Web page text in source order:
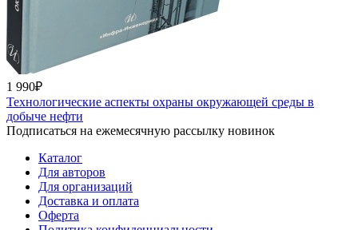
1 990₽
Технологические аспекты охраны окружающей среды в
добыче нефти
Подписаться на ежемесячную рассылку новинок
Каталог
Для авторов
Для организаций
Доставка и оплата
Оферта